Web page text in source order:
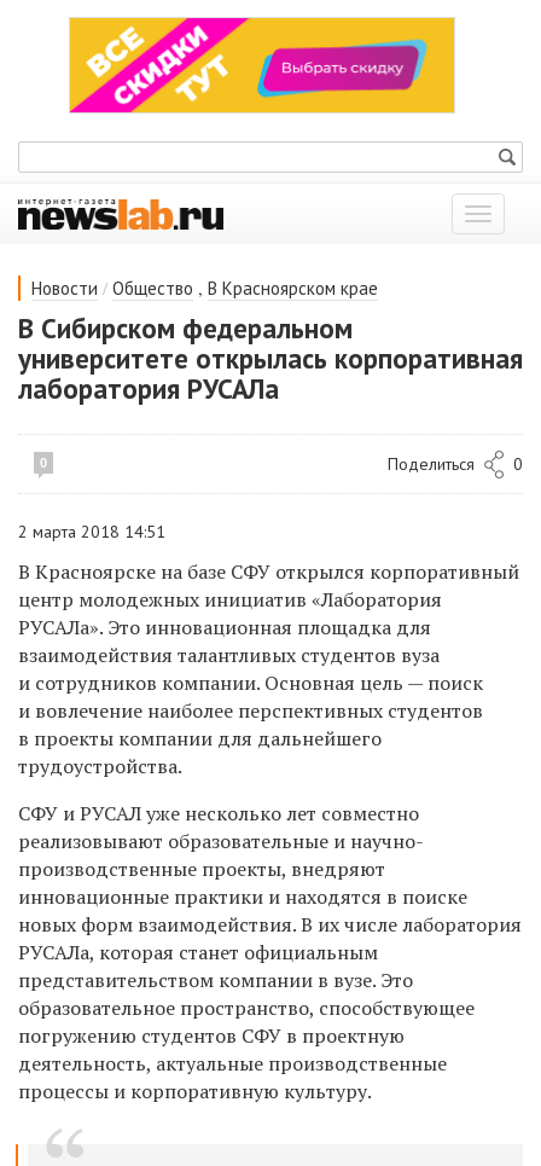
Показать
меню
Новости / Общество , В Красноярском крае
В Сибирском федеральном
университете открылась корпоративная
лаборатория РУСАЛа
0 Поделиться 0
2 марта 2018 14:51
В Красноярске на базе СФУ открылся корпоративный
центр молодежных инициатив «Лаборатория
РУСАЛа». Это инновационная площадка для
взаимодействия талантливых студентов вуза
и сотрудников компании. Основная цель — поиск
и вовлечение наиболее перспективных студентов
в проекты компании для дальнейшего
трудоустройства.
СФУ и РУСАЛ уже несколько лет совместно
реализовывают образовательные и научно-
производственные проекты, внедряют
инновационные практики и находятся в поиске
новых форм взаимодействия. В их числе лаборатория
РУСАЛа, которая станет официальным
представительством компании в вузе. Это
образовательное пространство, способствующее
погружению студентов СФУ в проектную
деятельность, актуальные производственные
процессы и корпоративную культуру.